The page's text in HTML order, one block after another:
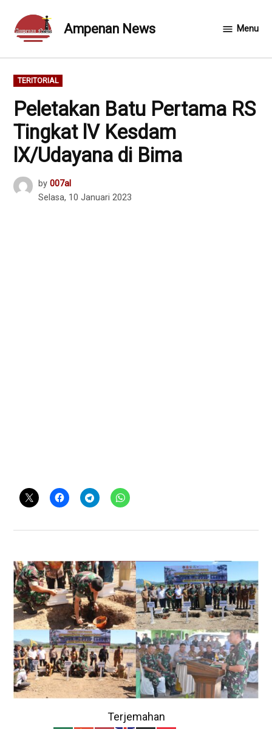
content
Ampenan News Menu
POSTED
IN
TERITORIAL
Peletakan Batu Pertama RS
Tingkat lV Kesdam
lX/Udayana di Bima
by 007al
Selasa, 10 Januari 2023
Terjemahan